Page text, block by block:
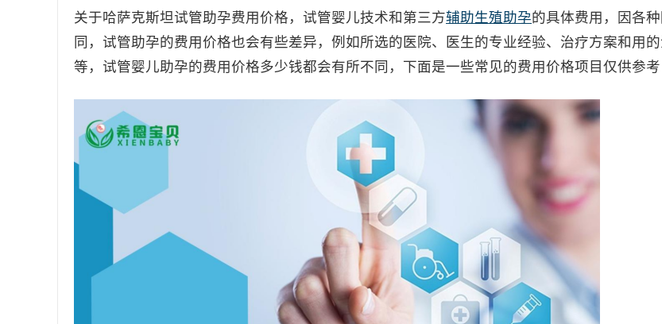
关于哈萨克斯坦试管助孕费用价格，试管婴儿技术和第三方辅助生殖助孕的具体费用，因各
同，试管助孕的费用价格也会有些差异，例如所选的医院、医生的专业经验、治疗方案和用
等，试管婴儿助孕的费用价格多少钱都会有所不同，下面是一些常见的费用价格项目仅供参考